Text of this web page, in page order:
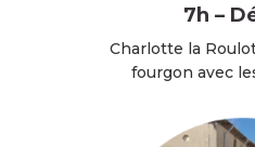
7h –
Charlotte la
fourgon avec